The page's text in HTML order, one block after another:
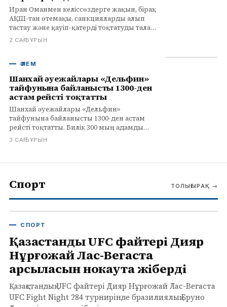
Иран Оманмен келіссөздерге жақын, бірақ
АҚШ-тан өтемақы, санкцияларды алып
тастау және қауіп-қатерді тоқтатуды талап
етеді. Ормуз бұғазының ашылуы
2 САҒ БҰРЫН
ӘЛЕМ
Шанхай әуежайлары «Дельфин»
тайфунына байланысты 1300-ден
астам рейсті тоқтатты
Шанхай әуежайлары «Дельфин»
тайфунына байланысты 1300-ден астам
рейсті тоқтатты. Билік 300 мың адамды
эвакуациялады, Чжэцзянда қатты жаңбыр
3 САҒ БҰРЫН
Спорт ТОЛЫҒЫРАҚ →
СПОРТ
Қазақстандық UFC файтері Дияр
Нұрғожай Лас-Вегаста
қарсыласын нокаутқа жіберді
Қазақстандық UFC файтері Дияр Нұрғожай Лас-Вегаста
UFC Fight Night 284 турнирінде бразилиялық Бруно